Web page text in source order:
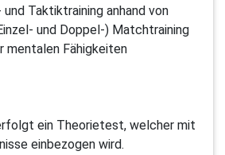
Taktiktraining anhand von
und Doppel-) Matchtraining
mentalen Fähigkeiten
ein Theorietest, welcher mit
einbezogen wird.